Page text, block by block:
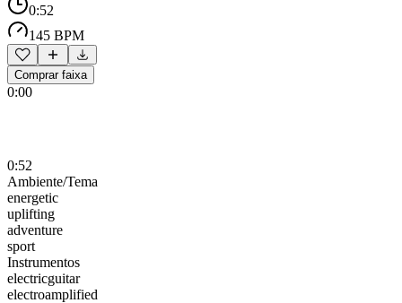
0:52
145 BPM
Comprar faixa
0:00
0:52
Ambiente/Tema
energetic
uplifting
adventure
sport
Instrumentos
electricguitar
electroamplified